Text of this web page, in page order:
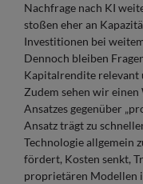
Nachfrage nach KI
stoßen eher an
Investitionen bei
Dennoch bleiben
Kapitalrendite relevant
Zudem sehen wir
Ansatzes gegenüber
Ansatz trägt zu
Technologie allgemein
fördert, Kosten senkt,
proprietären Modellen